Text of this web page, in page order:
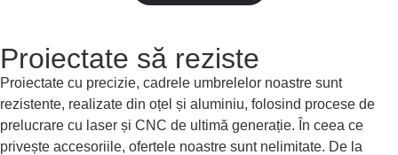
Proiectate să reziste
Proiectate cu precizie, cadrele umbrelelor noastre sunt
rezistente, realizate din oțel și aluminiu, folosind procese de
prelucrare cu laser și CNC de ultimă generație. În ceea ce
privește accesoriile, ofertele noastre sunt nelimitate. De la